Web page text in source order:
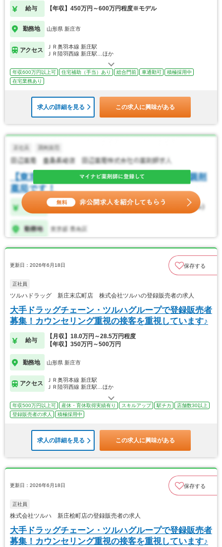
給与 【年収】450万円～600万円程度※モデル
勤務地 山形県 新庄市
アクセス
ＪＲ奥羽本線 新庄駅
ＪＲ陸羽西線 新庄駅…ほか
年収600万円以上可 住宅補助（手当）あり 総合門前 車通勤可
積極採用中
在宅業務あり
求人の詳細を見る この求人に興味がある
更新日：2026年6月18日 保存する
正社員
ツルハドラッグ 新庄末広町店 株式会社ツルハの登録販売者の求人
大手ドラッグチェーン・ツルハグループで登録販売者
募集！カウンセリング重視の接客を重視しています♪
給与
【月収】18.0万円～28.5万円程度
【年収】350万円～500万円
勤務地 山形県 新庄市
アクセス
ＪＲ奥羽本線 新庄駅
ＪＲ陸羽西線 新庄駅…ほか
年収500万円以上可 産休・育休取得実績有り スキルアップ 駅チカ
店舗数30以上
登録販売者の求人
積極採用中
求人の詳細を見る この求人に興味がある
更新日：2026年6月18日 保存する
正社員
株式会社ツルハ 新庄桧町店の登録販売者の求人
大手ドラッグチェーン・ツルハグループで登録販売者
募集！カウンセリング重視の接客を重視しています♪